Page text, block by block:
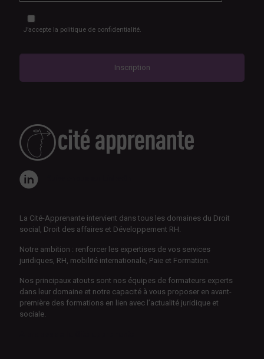
RGPD *
J’accepte la politique de confidentialité.
La Cité-Apprenante intervient dans tous les domaines du Droit
social, Droit des affaires et Développement RH.
Notre ambition : renforcer les expertises de vos services
juridiques, RH, mobilité internationale, Paie et Formation.
Nos principaux atouts sont nos équipes de formateurs experts
dans leur domaine et notre capacité à vous proposer en avant-
première des formations en lien avec l’actualité juridique et
sociale.